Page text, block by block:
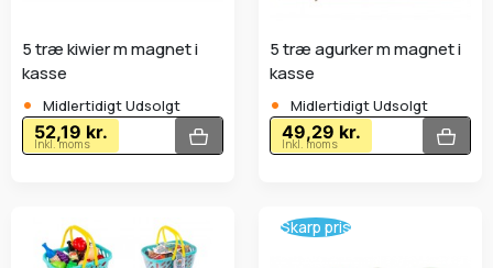
5 træ kiwier m magnet i
kasse
• Midlertidigt Udsolgt
52,19 kr.
Inkl. moms
5 træ agurker m magnet i
kasse
• Midlertidigt Udsolgt
49,29 kr.
Inkl. moms
Skarp pris